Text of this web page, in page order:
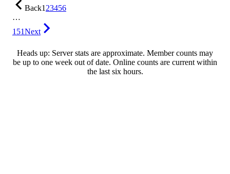
Back123456
…
151Next
Heads up: Server stats are approximate. Member counts may
be up to one week out of date. Online counts are current within
the last six hours.